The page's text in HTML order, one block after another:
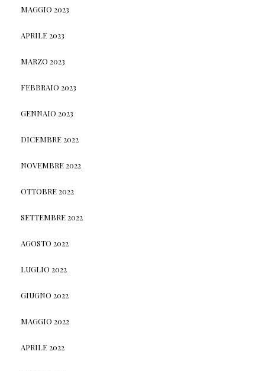
MAGGIO 2023
APRILE 2023
MARZO 2023
FEBBRAIO 2023
GENNAIO 2023
DICEMBRE 2022
NOVEMBRE 2022
OTTOBRE 2022
SETTEMBRE 2022
AGOSTO 2022
LUGLIO 2022
GIUGNO 2022
MAGGIO 2022
APRILE 2022